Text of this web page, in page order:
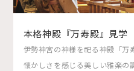
本格神殿『万寿殿』見学
伊勢神宮の神様を祀る神殿「万
懐かしさを感じる美しい雅楽の